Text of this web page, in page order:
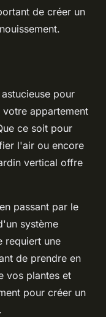
de créer un
pour
appartement
ce soit pour
l'air ou encore
vertical offre
passant par le
système
requiert une
de prendre en
vos plantes et
pour créer un